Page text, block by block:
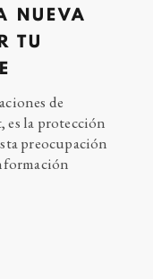
NUEVA
TU
de
es la protección
preocupación